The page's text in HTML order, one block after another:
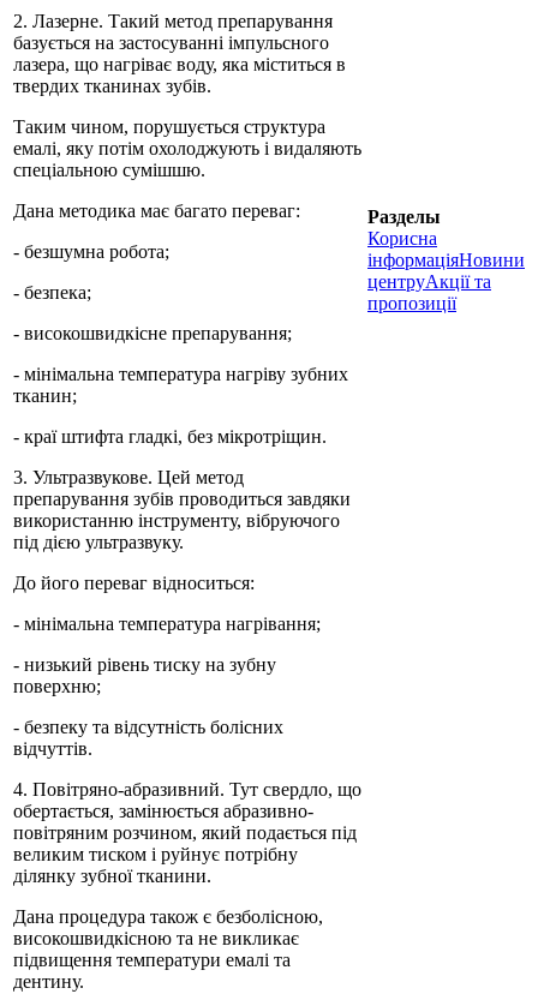
2. Лазерне. Такий метод препарування
базується на застосуванні імпульсного
лазера, що нагріває воду, яка міститься в
твердих тканинах зубів.
Таким чином, порушується структура
емалі, яку потім охолоджують і видаляють
спеціальною сумішшю.
Дана методика має багато переваг:
- безшумна робота;
- безпека;
- високошвидкісне препарування;
- мінімальна температура нагріву зубних
тканин;
- краї штифта гладкі, без мікротріщин.
3. Ультразвукове. Цей метод
препарування зубів проводиться завдяки
використанню інструменту, вібруючого
під дією ультразвуку.
До його переваг відноситься:
- мінімальна температура нагрівання;
- низький рівень тиску на зубну
поверхню;
- безпеку та відсутність болісних
відчуттів.
4. Повітряно-абразивний. Тут свердло, що
обертається, замінюється абразивно-
повітряним розчином, який подається під
великим тиском і руйнує потрібну
ділянку зубної тканини.
Дана процедура також є безболісною,
високошвидкісною та не викликає
підвищення температури емалі та
дентину.
Разделы
Корисна
інформаціяНовини
центруАкції та
пропозиції